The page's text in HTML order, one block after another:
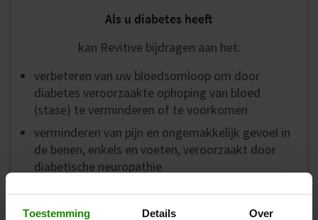
Toestemming Details Over
Als u diabetes heeft
kan Revitive bijdragen aan het:
verbeteren van uw bloedsomloop om door
diabetes veroorzaakte ophoping van bloed
(stase) te verminderen of te voorkomen
verminderen van pijn en ongemakkelijk gevoel in
de benen, enkels en voeten, veroorzaakt door
diabetische neuropathie